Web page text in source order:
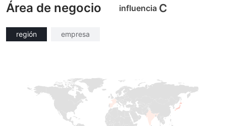
Área de negocio influencia C
región empresa